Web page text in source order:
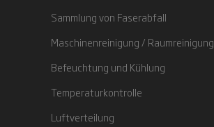
Sammlung von Faserabfall
Maschinenreinigung / Raumreinigung
Befeuchtung und Kühlung
Temperaturkontrolle
Luftverteilung